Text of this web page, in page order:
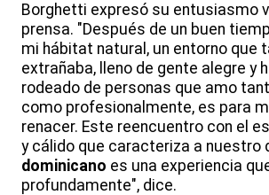
Borghetti expresó su entusiasmo
prensa. "Después de un buen
mi hábitat natural, un entorno que
extrañaba, lleno de gente alegre y
rodeado de personas que amo
como profesionalmente, es para
renacer. Este reencuentro con el
y cálido que caracteriza a nuestro
dominicano es una experiencia
profundamente", dice.